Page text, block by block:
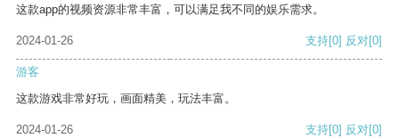
这款app的视频资源非常丰富，可以满足我不同的娱乐需求。
2024-01-26 支持[0] 反对[0]
游客
这款游戏非常好玩，画面精美，玩法丰富。
2024-01-26 支持[0] 反对[0]